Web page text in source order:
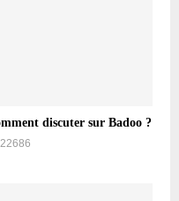
discuter sur Badoo ?
22686